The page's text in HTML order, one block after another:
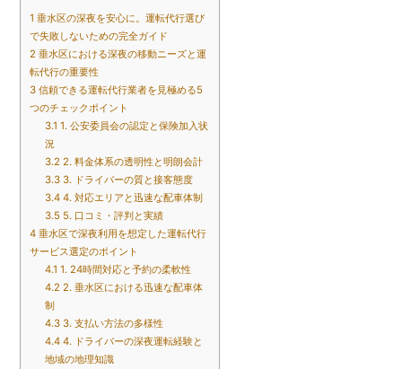
1 垂水区の深夜を安心に。運転代行選び
で失敗しないための完全ガイド
2 垂水区における深夜の移動ニーズと運
転代行の重要性
3 信頼できる運転代行業者を見極める5
つのチェックポイント
3.1 1. 公安委員会の認定と保険加入状
況
3.2 2. 料金体系の透明性と明朗会計
3.3 3. ドライバーの質と接客態度
3.4 4. 対応エリアと迅速な配車体制
3.5 5. 口コミ・評判と実績
4 垂水区で深夜利用を想定した運転代行
サービス選定のポイント
4.1 1. 24時間対応と予約の柔軟性
4.2 2. 垂水区における迅速な配車体
制
4.3 3. 支払い方法の多様性
4.4 4. ドライバーの深夜運転経験と
地域の地理知識